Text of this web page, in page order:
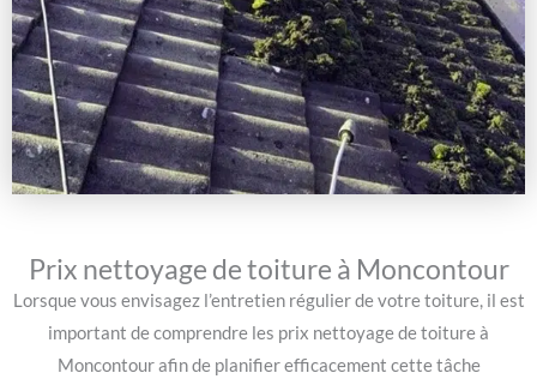
Prix nettoyage de toiture à Moncontour
Lorsque vous envisagez l’entretien régulier de votre toiture, il est
important de comprendre les prix nettoyage de toiture à
Moncontour afin de planifier efficacement cette tâche